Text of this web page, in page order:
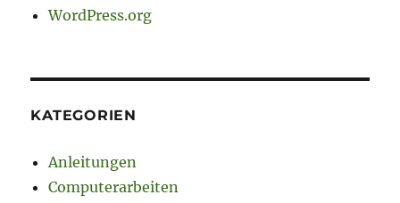
WordPress.org
KATEGORIEN
Anleitungen
Computerarbeiten